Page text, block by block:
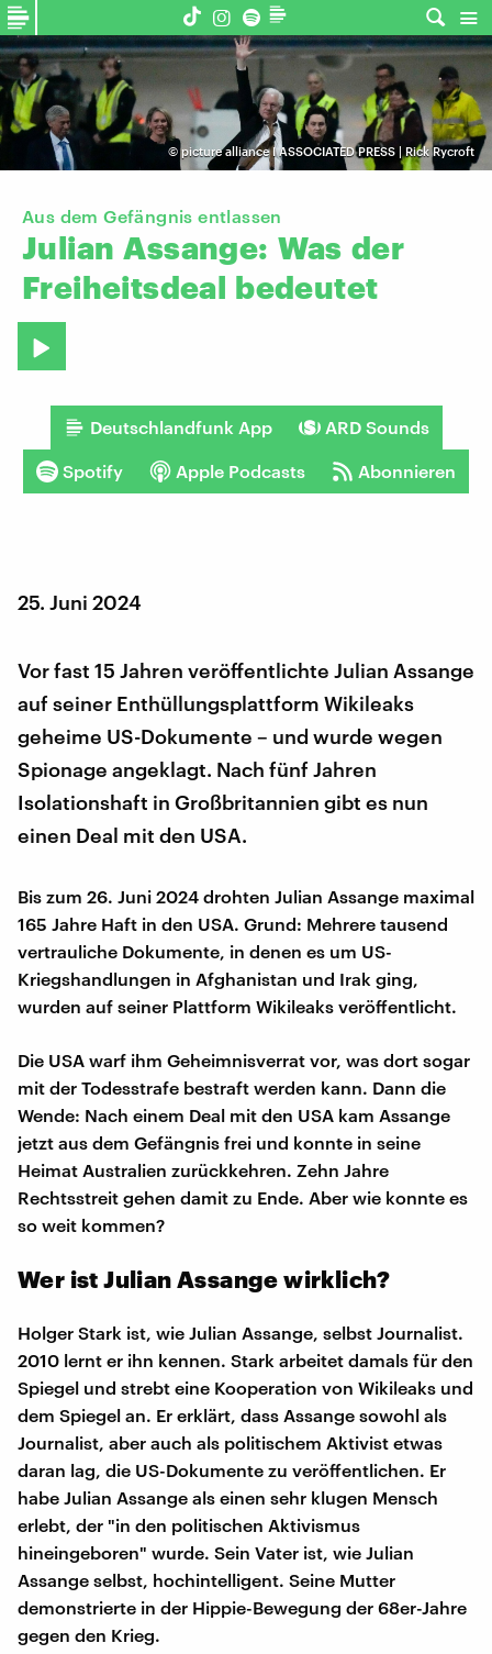
©picture alliance I ASSOCIATED PRESS | Rick Rycroft
Aus dem Gefängnis entlassen
Julian Assange: Was der
Freiheitsdeal bedeutet
Deutschlandfunk App ARD Sounds
Spotify Apple Podcasts Abonnieren
25. Juni 2024
Vor fast 15 Jahren veröffentlichte Julian Assange
auf seiner Enthüllungsplattform Wikileaks
geheime US-Dokumente – und wurde wegen
Spionage angeklagt. Nach fünf Jahren
Isolationshaft in Großbritannien gibt es nun
einen Deal mit den USA.
Bis zum 26. Juni 2024 drohten Julian Assange maximal
165 Jahre Haft in den USA. Grund: Mehrere tausend
vertrauliche Dokumente, in denen es um US-
Kriegshandlungen in Afghanistan und Irak ging,
wurden auf seiner Plattform Wikileaks veröffentlicht.
Die USA warf ihm Geheimnisverrat vor, was dort sogar
mit der Todesstrafe bestraft werden kann. Dann die
Wende: Nach einem Deal mit den USA kam Assange
jetzt aus dem Gefängnis frei und konnte in seine
Heimat Australien zurückkehren. Zehn Jahre
Rechtsstreit gehen damit zu Ende. Aber wie konnte es
so weit kommen?
Wer ist Julian Assange wirklich?
Holger Stark ist, wie Julian Assange, selbst Journalist.
2010 lernt er ihn kennen. Stark arbeitet damals für den
Spiegel und strebt eine Kooperation von Wikileaks und
dem Spiegel an. Er erklärt, dass Assange sowohl als
Journalist, aber auch als politischem Aktivist etwas
daran lag, die US-Dokumente zu veröffentlichen. Er
habe Julian Assange als einen sehr klugen Mensch
erlebt, der "in den politischen Aktivismus
hineingeboren" wurde. Sein Vater ist, wie Julian
Assange selbst, hochintelligent. Seine Mutter
demonstrierte in der Hippie-Bewegung der 68er-Jahre
gegen den Krieg.